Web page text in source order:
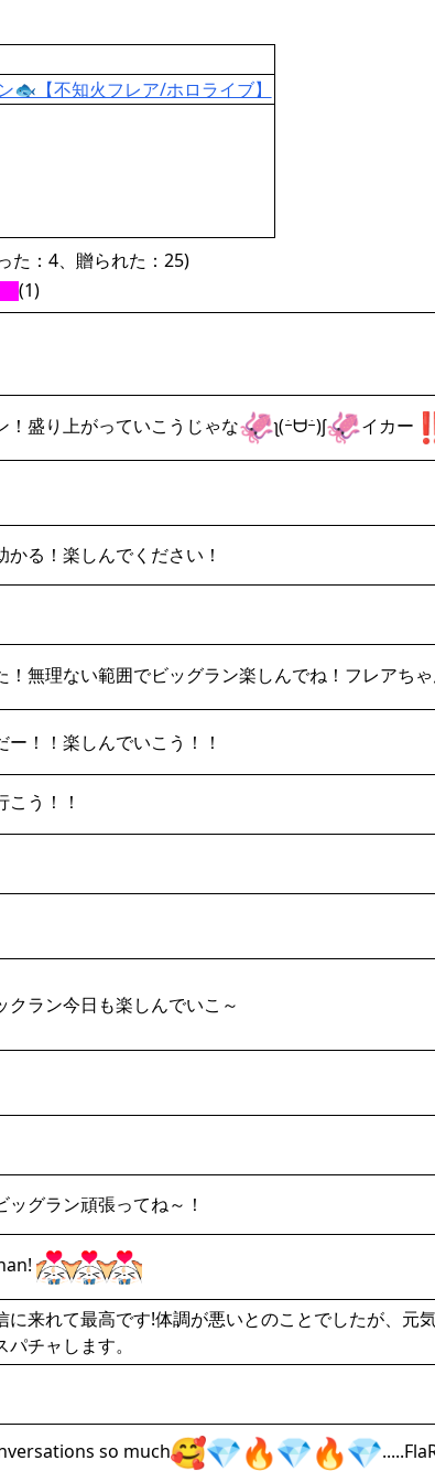
🐟【不知火フレア/ホロライブ】
た：4、贈られた：25)
(1)
！盛り上がっていこうじゃな ʅ(ｰ̀ᗨｰ́)ʃ イカー
る！楽しんでください！
！無理ない範囲でビッグラン楽しんでね！フレアち
！！楽しんでいこう！！
う！！
ラン今日も楽しんでいこ～
グラン頑張ってね～！
に来れて最高です!体調が悪いとのことでしたが、
チャします。
so much